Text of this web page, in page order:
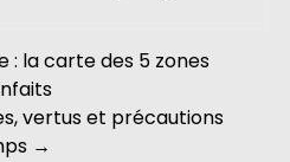
: la carte des 5 zones
vertus et précautions
→